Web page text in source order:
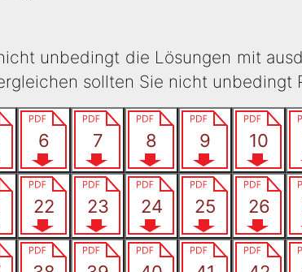
unbedingt die Lösungen mit
sollten Sie nicht